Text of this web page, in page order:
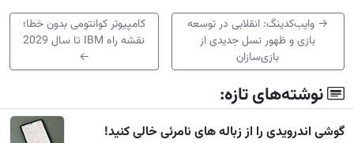
→ وایب‌کدینگ: انقلابی در توسعه
بازی و ظهور نسل جدیدی از
بازی‌سازان
کامپیوتر کوانتومی بدون خطا؛
نقشه‌ راه IBM تا سال 2029
←
نوشته‌های تازه:
گوشی اندرویدی را از زباله های نامرئی خالی کنید!